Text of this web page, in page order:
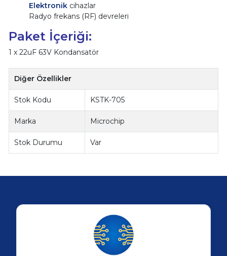
Elektronik cihazlar
Radyo frekans (RF) devreleri
Paket İçeriği:
1 x 22uF 63V Kondansatör
Diğer Özellikler
Stok Kodu KSTK-705
Marka Microchip
Stok Durumu Var